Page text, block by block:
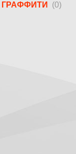
ГРАФФИТИ (0)